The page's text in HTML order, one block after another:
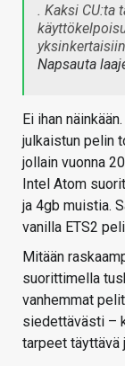
. Kaksi CU:ta
Napsauta
Ei ihan
julkaistun pelin
jollain vuonna
Intel Atom
ja 4gb muistia.
vanilla ETS2
Mitään
suorittimella
vanhemmat
siedettävästi –
tarpeet täyttävä